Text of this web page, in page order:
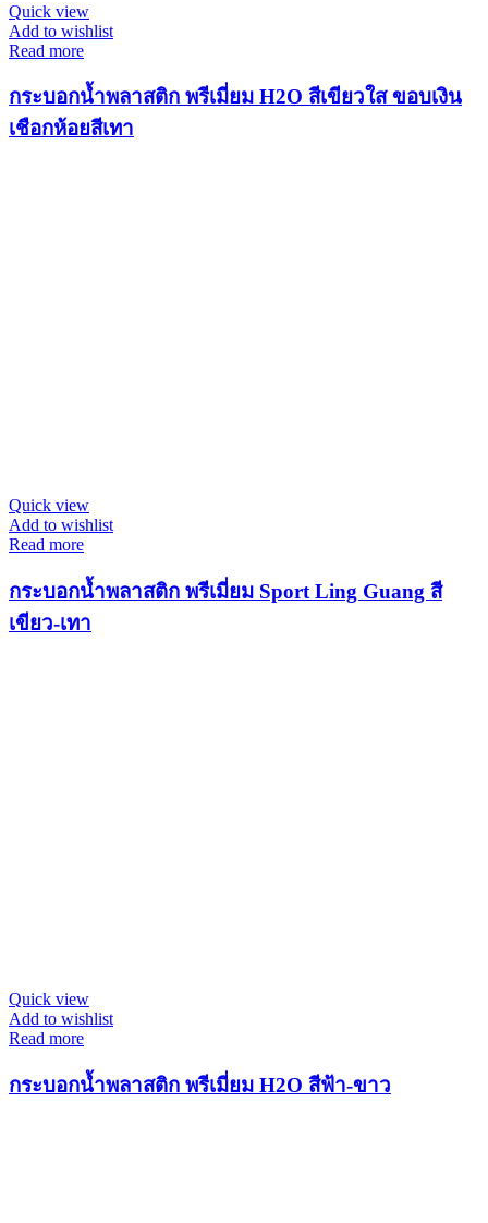
Quick view
Add to wishlist
Read more
กระบอกน้ำพลาสติก พรีเมี่ยม H2O สีเขียวใส ขอบเงิน
เชือกห้อยสีเทา
Quick view
Add to wishlist
Read more
กระบอกน้ำพลาสติก พรีเมี่ยม Sport Ling Guang สี
เขียว-เทา
Quick view
Add to wishlist
Read more
กระบอกน้ำพลาสติก พรีเมี่ยม H2O สีฟ้า-ขาว